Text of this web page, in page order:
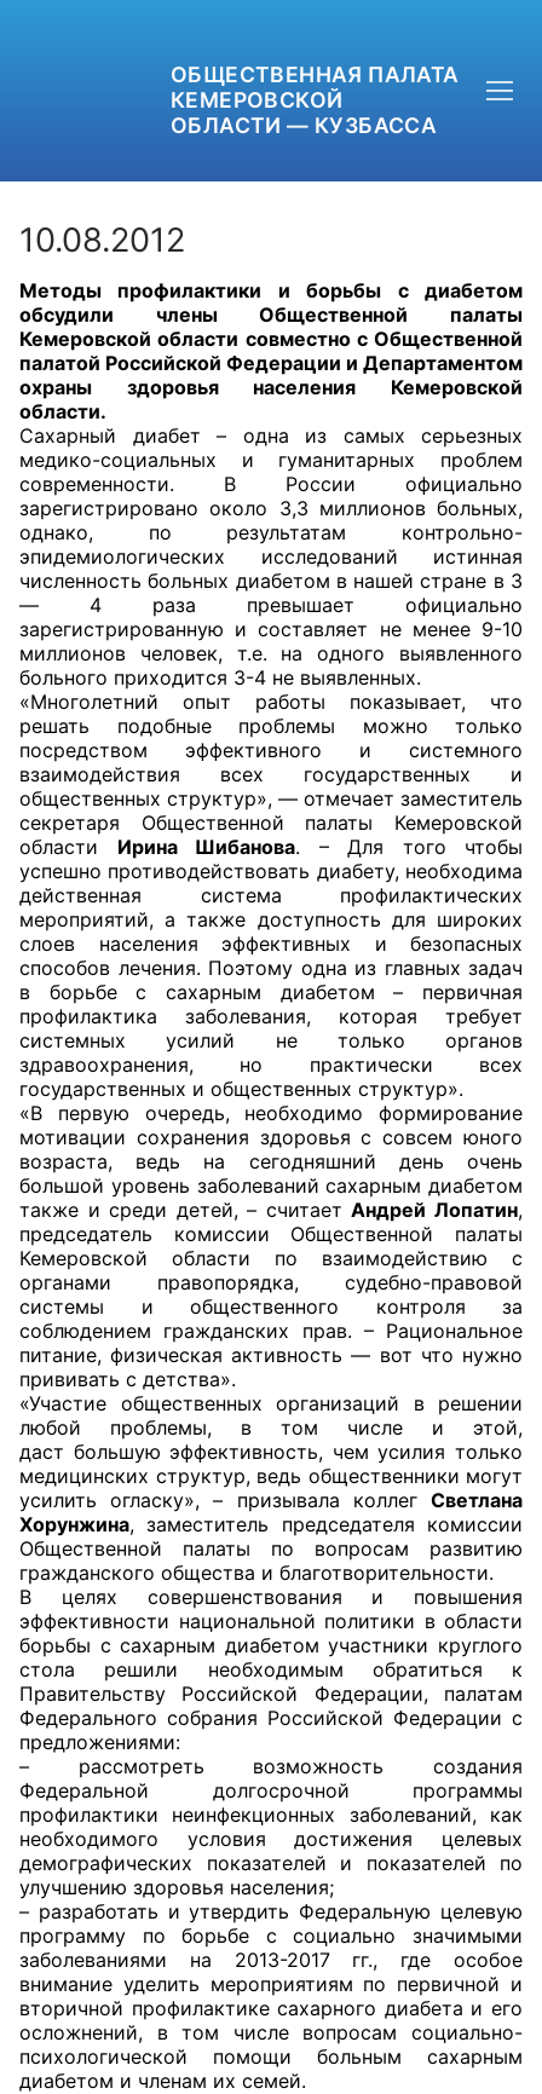
ОБЩЕСТВЕННАЯ ПАЛАТА
КЕМЕРОВСКОЙ
ОБЛАСТИ — КУЗБАССА
+7 (3842) 58-82-40
OPKO42@BK.RU
Главная
Общественные советы
Общественные советы при территориальных
органах федеральных органов
исполнительной власти
Общественные советы по проведению
независимой оценки качества условий
оказания услуг
О Палате
Структура Палаты
Комиссии
Экспертный совет ОП КО
Совет ОП КО
Общественный штаб
Члены ОП КО
Документы ОП КО
Регламент ОП КО
Кодекс этики ОП КО
Положения
Соглашения
Рекомендации
Порядок работы ЦОН
Аппарат ОП КО
УСТАВ ГКУ “АППАРАТ ОП КО”
Доходы руководителя за 2024 г.
10.08.2012
Методы профилактики и борьбы с диабетом
обсудили члены Общественной палаты
Кемеровской области совместно с Общественной
палатой Российской Федерации и Департаментом
охраны здоровья населения Кемеровской
области.
Сахарный диабет – одна из самых серьезных
медико-социальных и гуманитарных проблем
современности. В России официально
зарегистрировано около 3,3 миллионов больных,
однако, по результатам контрольно-
эпидемиологических исследований истинная
численность больных диабетом в нашей стране в 3
— 4 раза превышает официально
зарегистрированную и составляет не менее 9-10
миллионов человек, т.е. на одного выявленного
больного приходится 3-4 не выявленных.
«Многолетний опыт работы показывает, что
решать подобные проблемы можно только
посредством эффективного и системного
взаимодействия всех государственных и
общественных структур», — отмечает заместитель
секретаря Общественной палаты Кемеровской
области Ирина Шибанова. – Для того чтобы
успешно противодействовать диабету, необходима
действенная система профилактических
мероприятий, а также доступность для широких
слоев населения эффективных и безопасных
способов лечения. Поэтому одна из главных задач
в борьбе с сахарным диабетом – первичная
профилактика заболевания, которая требует
системных усилий не только органов
здравоохранения, но практически всех
государственных и общественных структур».
«В первую очередь, необходимо формирование
мотивации сохранения здоровья с совсем юного
возраста, ведь на сегодняшний день очень
большой уровень заболеваний сахарным диабетом
также и среди детей, – считаетАндрей Лопатин,
председатель комиссии Общественной палаты
Кемеровской области по взаимодействию с
органами правопорядка, судебно-правовой
системы и общественного контроля за
соблюдением гражданских прав. – Рациональное
питание, физическая активность — вот что нужно
прививать с детства».
«Участие общественных организаций в решении
любой проблемы, в том числе и этой,
даст большую эффективность, чем усилия только
медицинских структур, ведь общественники могут
усилить огласку», – призывала коллег Светлана
Хорунжина, заместитель председателя комиссии
Общественной палаты по вопросам развитию
гражданского общества и благотворительности.
В целях совершенствования и повышения
эффективности национальной политики в области
борьбы с сахарным диабетом участники круглого
стола решили необходимым обратиться к
Правительству Российской Федерации, палатам
Федерального собрания Российской Федерации с
предложениями:
– рассмотреть возможность создания
Федеральной долгосрочной программы
профилактики неинфекционных заболеваний, как
необходимого условия достижения целевых
демографических показателей и показателей по
улучшению здоровья населения;
– разработать и утвердить Федеральную целевую
программу по борьбе с социально значимыми
заболеваниями на 2013-2017 гг., где особое
внимание уделить мероприятиям по первичной и
вторичной профилактике сахарного диабета и его
осложнений, в том числе вопросам социально-
психологической помощи больным сахарным
диабетом и членам их семей.